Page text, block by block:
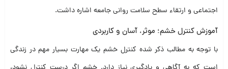
اجتماعی و ارتقاء سطح سلامت روانی جامعه اشاره داشت.
آموزش کنترل خشم؛ موثر، آسان و کاربردی
با توجه به مطالب ذکر شده کنترل خشم یک مهارت بسیار مهم در زندگی